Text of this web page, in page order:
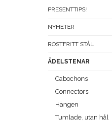
PRESENTTIPS!
NYHETER
ROSTFRITT STÅL
ÄDELSTENAR
Cabochons
Connectors
Hängen
Tumlade, utan hål